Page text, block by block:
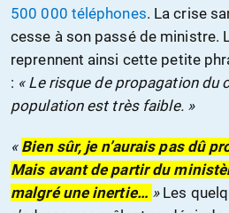
500 000 téléphones. La crise
cesse à son passé de ministre.
reprennent ainsi cette petite
: « Le risque de propagation du
population est très faible. »
« Bien sûr, je n’aurais pas dû
Mais avant de partir du
malgré une inertie… »Les